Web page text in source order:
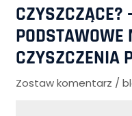
CZYSZCZĄCE?
CZYSZCZENIA
Zostaw komentarz /